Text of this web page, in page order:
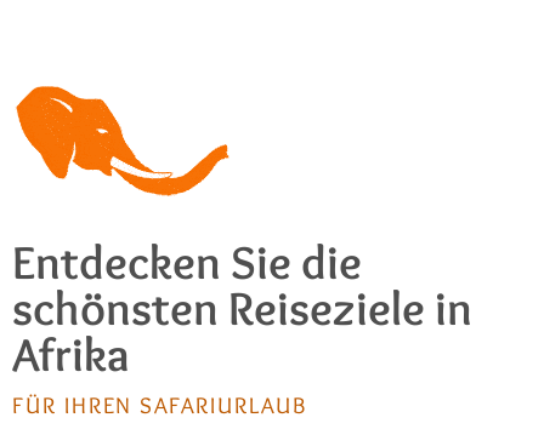
Entdecken Sie die
schönsten Reiseziele in
Afrika
FÜR IHREN SAFARIURLAUB